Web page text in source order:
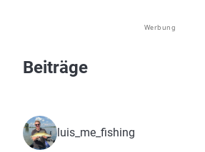
Werbung
Beiträge
luis_me_fishing